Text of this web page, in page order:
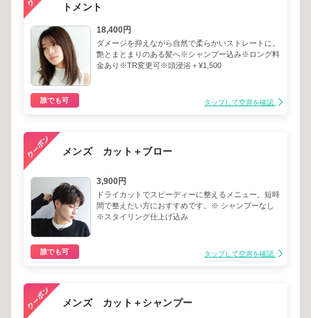
トメント
18,400円
ダメージを抑えながら自然で柔らかいストレートに。
艶とまとまりのある髪へ※シャンプー込み※ロング料
金あり※TR変更可※頭浸浴＋¥1,500
誰でも可 タップして空席を確認
メンズ カット＋ブロー
3,900円
ドライカットでスピーディーに整えるメニュー。短時
間で整えたい方におすすめです。※ シャンプーなし
※スタイリング仕上げ込み
誰でも可 タップして空席を確認
メンズ カット＋シャンプー